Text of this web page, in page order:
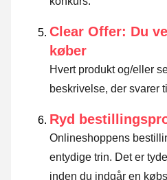
Clear Offer: Du
køber
Hvert produkt og/eller
beskrivelse, der svarer
Ryd
Onlineshoppens
entydige trin. Det er
inden du indgår en